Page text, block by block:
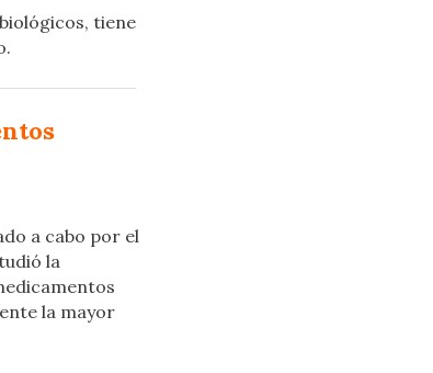
tiene
a cabo por el
la
la mayor